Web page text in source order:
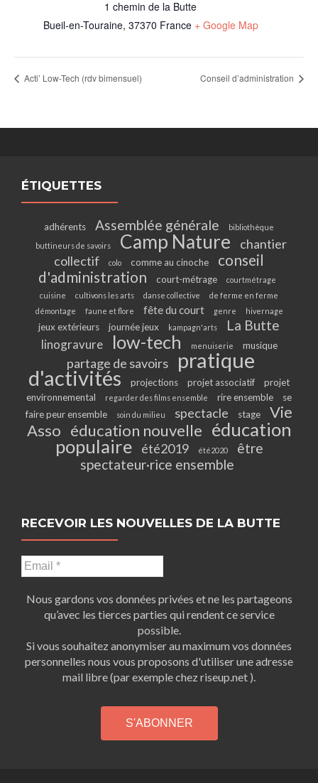
1 chemin de la Butte
Bueil-en-Touraine, 37370 France + Google Map
Acti’ Low-Tech (rdv bimensuel) Conseil d’administration
ÉTIQUETTES
adhérents Assemblée générale
bibliothèque
buttineurs de savoirs
Camp Nature
chantier
collectif
colo comme au cinoche
conseil
d'administration
court-métrage
courtmétrage
cuisine
cultivons les arts danse collective
de ferme en ferme
démontage
faune et flore fête du court genre hivernage
jeux extérieurs journée jeux kampagn'arts La Butte
linogravure low-tech menuiserie musique
partage de savoirs pratique
d'activités projections projet associatif
projet
environnemental
regarder des films ensemble rire ensemble
se
faire peur ensemble
soin du milieu spectacle stage
Vie
Asso éducation nouvelle éducation
populaire
été2019 été2020
être
spectateur·rice ensemble
RECEVOIR LES NOUVELLES DE LA BUTTE
Nous gardons vos données privées et ne les partageons
qu’avec les tierces parties qui rendent ce service
possible.
Si vous souhaitez anonymiser au maximum vos données
personnelles nous vous proposons d'utiliser une adresse
mail libre (par exemple chez riseup.net ).